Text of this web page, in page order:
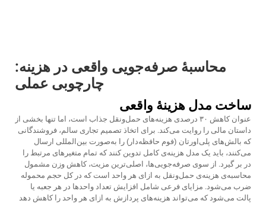
محاسبهٔ صرفه‌جویی واقعی در هزینه:
چارچوبی عملی
ساخت مدل هزینهٔ واقعی
عنوان کاهش ۳۰ درصدی هزینه‌های حمل‌ونقل جذاب است، اما تنها بخشی از
داستان مالی را روایت می‌کند. برای اتخاذ تصمیم تجاری سالم، فروشندگانی
که بالش‌های پلی‌اورتان (فوم حافظه‌دار) را به‌صورت بین‌المللی ارسال
می‌کنند، باید یک مدل هزینه‌ی کامل تدوین کنند که تمام متغیرهای مرتبط را
در بر گیرد. از سوی صرفه‌جویی‌ها، اصلی‌ترین مزیت، کاهش وزن مشمول
محاسبه‌ی هزینه‌ی حمل‌ونقل به ازای هر واحد است که در کل حجم محموله
ضرب می‌شود. مزایای فرعی شامل افزایش تعداد واحدها در هر جعبه یا
پالت می‌شود که می‌تواند هزینه‌های پردازش به ازای هر واحد را کاهش دهد